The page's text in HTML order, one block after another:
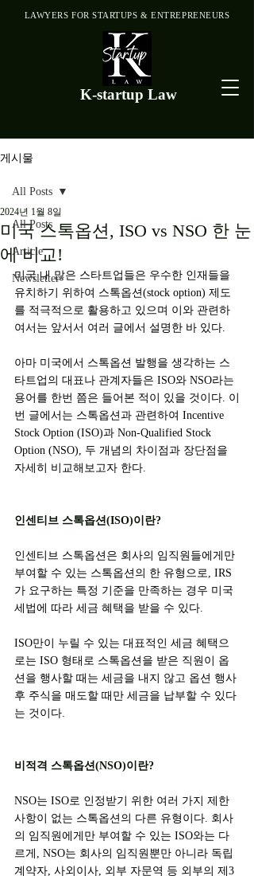
K-startup Law
LAWYERS FOR STARTUPS & ENTREPRENEURS
게시물
All Posts
Article
Newsletter
All Posts
미국 스톡옵션, ISO vs NSO 한 눈
에 비교!
2024년 1월 8일
미국 내 많은 스타트업들은 우수한 인재들을
유치하기 위하여 스톡옵션(stock option) 제도
를 적극적으로 활용하고 있으며 이와 관련하
여서는 앞서서 여러 글에서 설명한 바 있다.
아마 미국에서 스톡옵션 발행을 생각하는 스
타트업의 대표나 관계자들은 ISO와 NSO라는
용어를 한번 쯤은 들어본 적이 있을 것이다. 이
번 글에서는 스톡옵션과 관련하여 Incentive
Stock Option (ISO)과 Non-Qualified Stock
Option (NSO), 두 개념의 차이점과 장단점을
자세히 비교해보고자 한다.
인센티브 스톡옵션(ISO)이란?
인센티브 스톡옵션은 회사의 임직원들에게만
부여할 수 있는 스톡옵션의 한 유형으로, IRS
가 요구하는 특정 기준을 만족하는 경우 미국
세법에 따라 세금 혜택을 받을 수 있다.
ISO만이 누릴 수 있는 대표적인 세금 혜택으
로는 ISO 형태로 스톡옵션을 받은 직원이 옵
션을 행사할 때는 세금을 내지 않고 옵션 행사
후 주식을 매도할 때만 세금을 납부할 수 있다
는 것이다.
비적격 스톡옵션(NSO)이란?
NSO는 ISO로 인정받기 위한 여러 가지 제한
사항이 없는 스톡옵션의 다른 유형이다. 회사
의 임직원에게만 부여할 수 있는 ISO와는 다
르게, NSO는 회사의 임직원뿐만 아니라 독립
계약자, 사외이사, 외부 자문역 등 외부의 제3